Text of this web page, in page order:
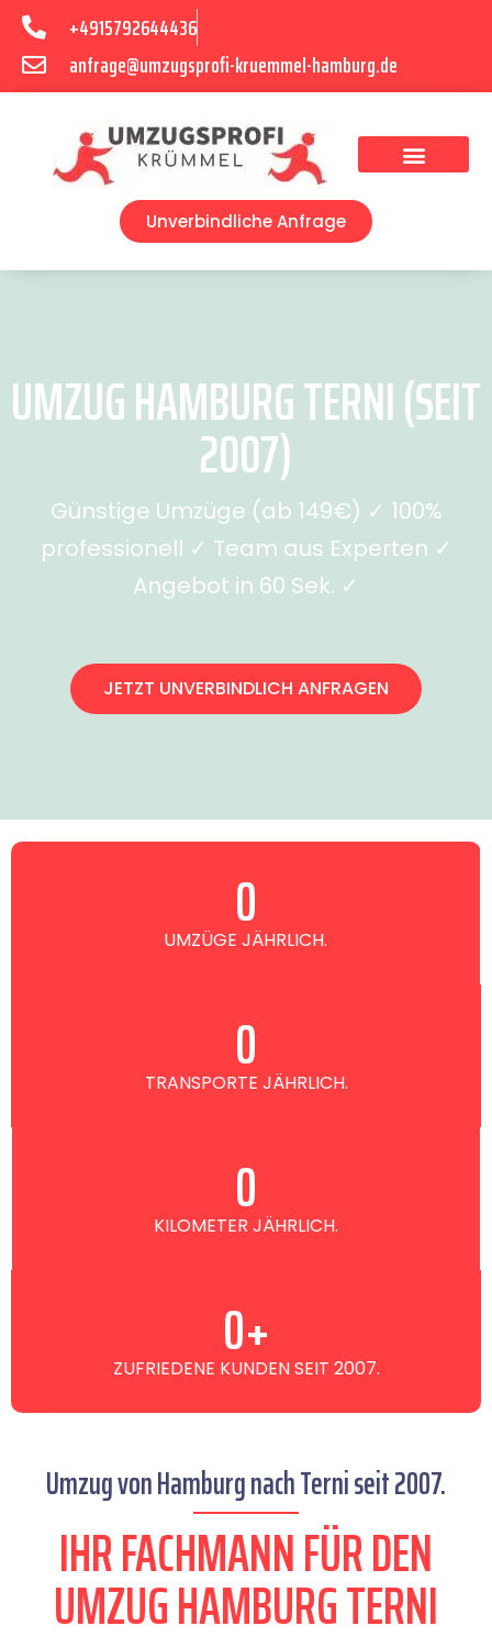
+4915792644436
anfrage@umzugsprofi-kruemmel-hamburg.de
Unverbindliche Anfrage
UMZUG HAMBURG TERNI (SEIT
2007)
Günstige Umzüge (ab 149€) ✓ 100%
professionell ✓ Team aus Experten ✓
Angebot in 60 Sek. ✓
JETZT UNVERBINDLICH ANFRAGEN
UMZÜGE JÄHRLICH.
0
TRANSPORTE JÄHRLICH.
0
KILOMETER JÄHRLICH.
0
ZUFRIEDENE KUNDEN SEIT 2007.
0+
Umzug von Hamburg nach Terni seit 2007.
IHR FACHMANN FÜR DEN
UMZUG HAMBURG TERNI